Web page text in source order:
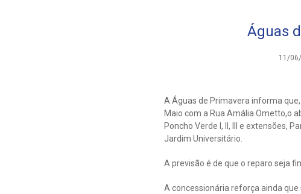
Águas
11/
A Águas de Primavera informa
Maio com a Rua Amália Ometto,o
Poncho Verde I, II, III e extensões,
Jardim Universitário.
A previsão é de que o reparo seja
A concessionária reforça ainda